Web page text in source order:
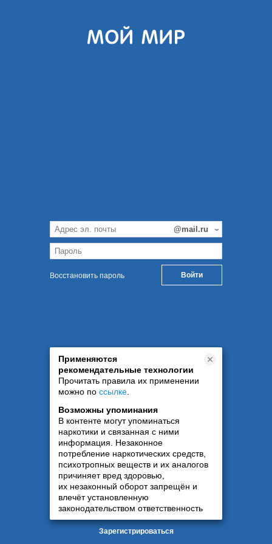
Восстановить пароль
Применяются
рекомендательные технологии
Прочитать правила их применении
можно по ссылке
Возможны упоминания
В контенте могут упоминаться
наркотики и связанная с ними
информация. Незаконное
потребление наркотических средств,
психотропных веществ и их аналогов
причиняет вред здоровью,
их незаконный оборот запрещён и
влечёт установленную
законодательством ответственность
Зарегистрироваться